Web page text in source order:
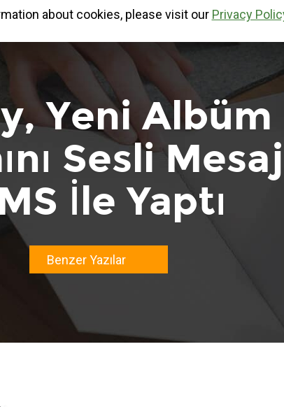
Yeni Albüm
Sesli
İle Yaptı
Benzer Yazılar
about cookies, please visit our Privacy